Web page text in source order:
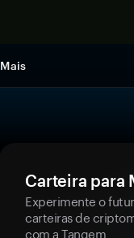
Mais
Carteira para
Experimente o
carteiras de
com a Tangem